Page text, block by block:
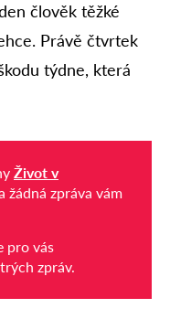
člověk těžké
Právě čtvrtek
týdne, která
Život v
žádná zpráva vám
pro vás
zpráv.